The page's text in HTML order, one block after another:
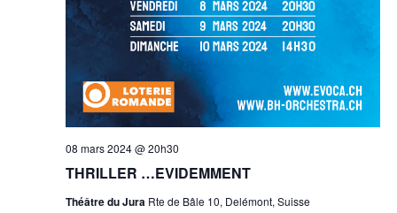
THRILLER …EVIDEMMENT
08 mars 2024 @ 20h30
Théâtre du Jura Rte de Bâle 10, Delémont, Suisse